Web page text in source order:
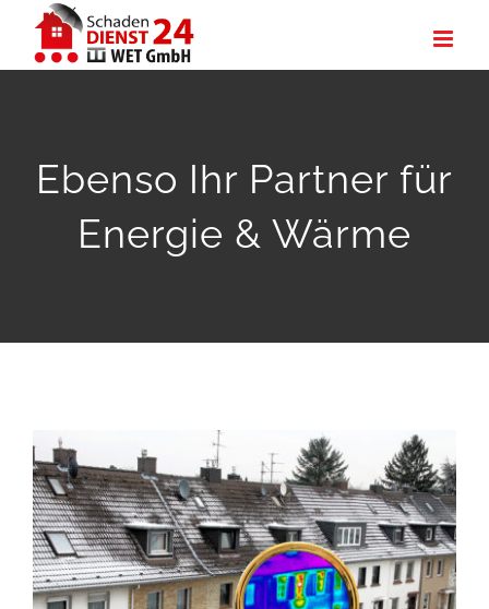
Inhalt
Ebenso Ihr Partner für
Energie & Wärme